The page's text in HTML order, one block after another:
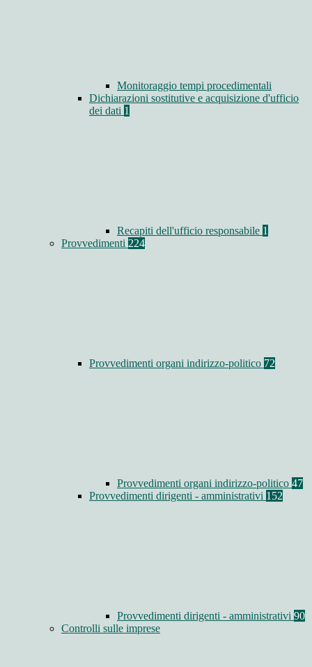
Monitoraggio tempi procedimentali
Dichiarazioni sostitutive e acquisizione d'ufficio
dei dati 1
Recapiti dell'ufficio responsabile 1
Provvedimenti 224
Provvedimenti organi indirizzo-politico 72
Provvedimenti organi indirizzo-politico 47
Provvedimenti dirigenti - amministrativi 152
Provvedimenti dirigenti - amministrativi 90
Controlli sulle imprese